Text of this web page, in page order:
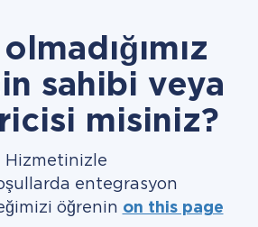
sahibi veya
misiniz?
Hizmetinizle
entegrasyon
öğrenin on this page